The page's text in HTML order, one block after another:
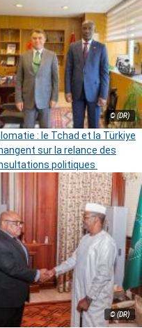
© (DR)
: le Tchad et la Türkiye
sur la relance des
politiques
© (DR)